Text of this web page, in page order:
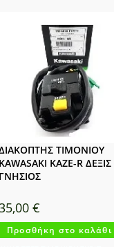
ΤΙΜΟΝΙΟΥ
KAWASAKI KAZE-R ΔΕΞΙΣ
ΓΝΗΣΙΟΣ
€
Προσθήκη στο καλάθι